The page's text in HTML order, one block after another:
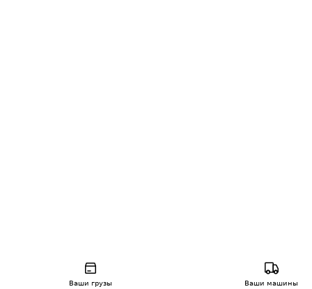
Ваши грузы Ваши машины